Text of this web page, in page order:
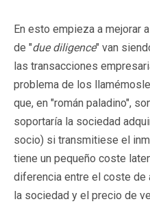
En esto empieza a mejorar
de "due diligence" van
las transacciones
problema de los
que, en "román paladino",
soportaría la sociedad
socio) si transmitiese el
tiene un pequeño coste
diferencia entre el coste de
la sociedad y el precio de